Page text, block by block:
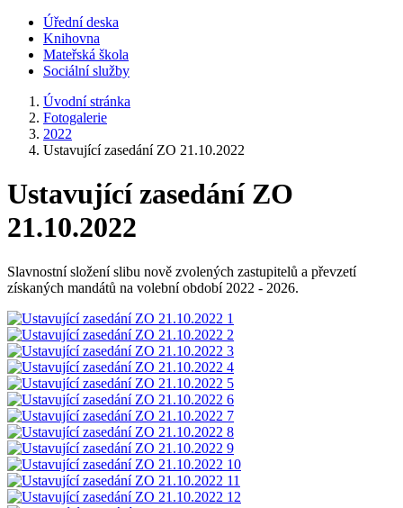
Úřední deska
Knihovna
Mateřská škola
Sociální služby
Úvodní stránka
Fotogalerie
2022
Ustavující zasedání ZO 21.10.2022
Ustavující zasedání ZO
21.10.2022
Slavnostní složení slibu nově zvolených zastupitelů a převzetí
získaných mandátů na volební období 2022 - 2026.